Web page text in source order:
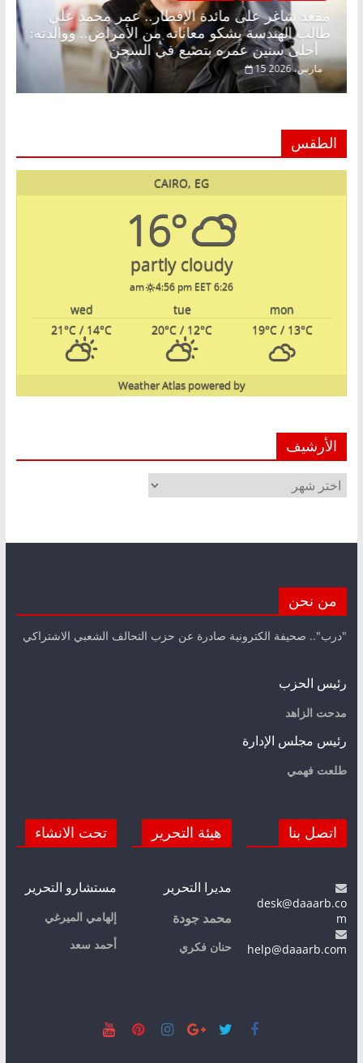
مقعد شاغر على مائدة الإفطار.. عمر محمد علي
طالب الهندسة يشكو معاناته من الأمراض.. ووالدته:
أحلى سنين عمره بتضيع في السجن
15 مارس، 2026
الطقس
CAIRO, EG
16°
partly cloudy
6:26 am
4:56 pm EET
mon
tue
wed
19°C/ 13°C
20°C / 12°C
21°C / 14°C
powered by
Weather Atlas
الأرشيف
الأرشيف
من نحن
"درب".. صحيفة الكترونية صادرة عن حزب التحالف الشعبي الاشتراكي
رئيس الحزب
مدحت الزاهد
رئيس مجلس الإدارة
طلعت فهمي
اتصل بنا
desk@daaarb.co
m
help@daaarb.com
هيئة التحرير
مديرا التحرير
محمد جودة
حنان فكري
تحت الانشاء
مستشارو التحرير
إلهامي الميرغي
أحمد سعد